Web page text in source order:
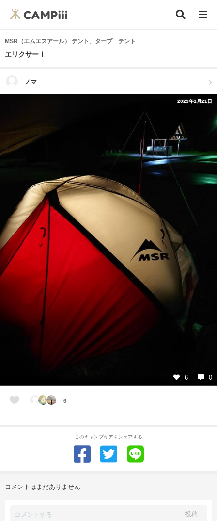
MSR（エムエスアール） テント、タープ テント
エリクサーⅠ
ノマ
2023年1月21日
6 0
6
このキャンプギアをシェアする
コメントはまだありません
投稿